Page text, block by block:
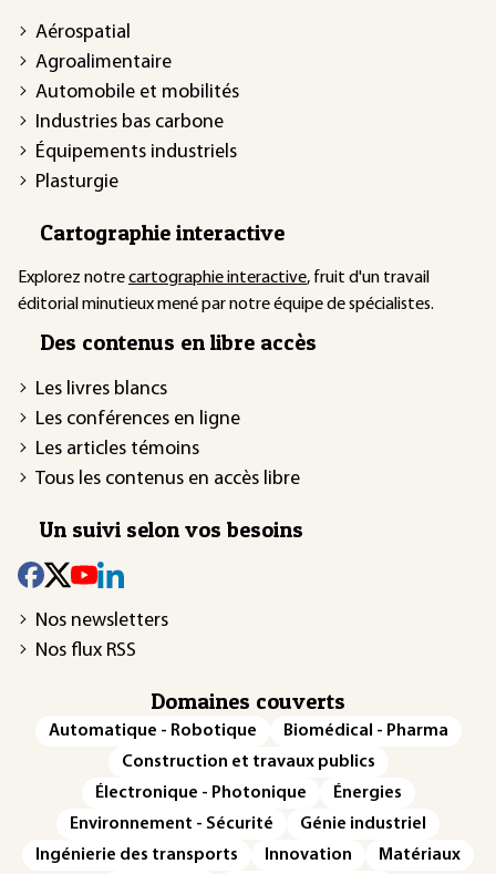
Aérospatial
Agroalimentaire
Automobile et mobilités
Industries bas carbone
Équipements industriels
Plasturgie
Cartographie interactive
Explorez notrecartographie interactive, fruit d'un travail
éditorial minutieux mené par notre équipe de spécialistes.
Des contenus en libre accès
Les livres blancs
Les conférences en ligne
Les articles témoins
Tous les contenus en accès libre
Un suivi selon vos besoins
Nos newsletters
Nos flux RSS
Domaines couverts
Automatique - Robotique
Biomédical - Pharma
Construction et travaux publics
Électronique - Photonique
Énergies
Environnement - Sécurité
Génie industriel
Ingénierie des transports
Innovation
Matériaux